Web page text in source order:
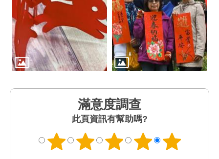
滿意度調查
此頁資訊有幫助嗎?